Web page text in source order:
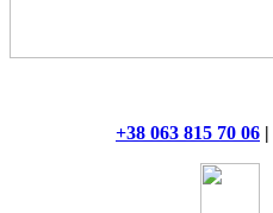
+38 063 815 70 06 |